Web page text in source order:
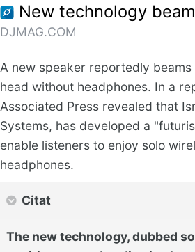
New technology beams music directly
DJMAG.COM
A new speaker reportedly
head without headphones. In a
Associated Press revealed that
Systems, has developed a
enable listeners to enjoy solo
headphones.
Citat
The new technology, dubbed